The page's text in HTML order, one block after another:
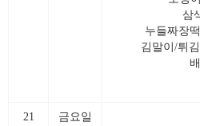
삼
누들짜장
김말이/튀
21 금요일